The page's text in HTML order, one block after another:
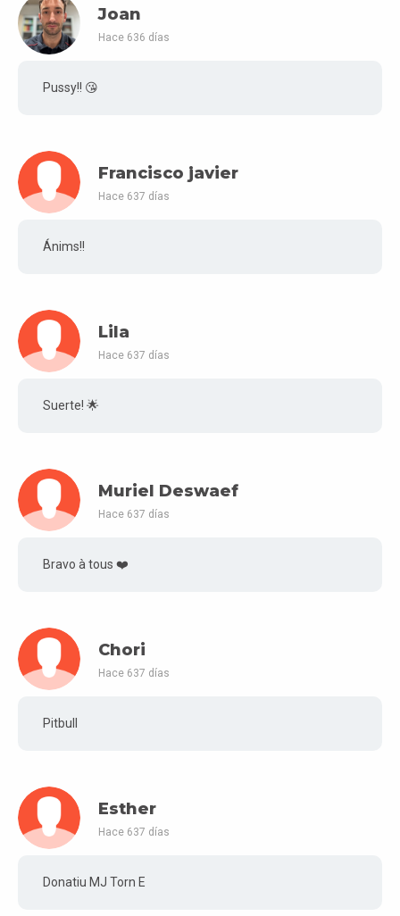
Joan
Hace 636 días
Pussy!! 😘
Francisco javier
Hace 637 días
Ánims!!
Lila
Hace 637 días
Suerte! 🌟
Muriel Deswaef
Hace 637 días
Bravo à tous ❤️
Chori
Hace 637 días
Pitbull
Esther
Hace 637 días
Donatiu MJ Torn E